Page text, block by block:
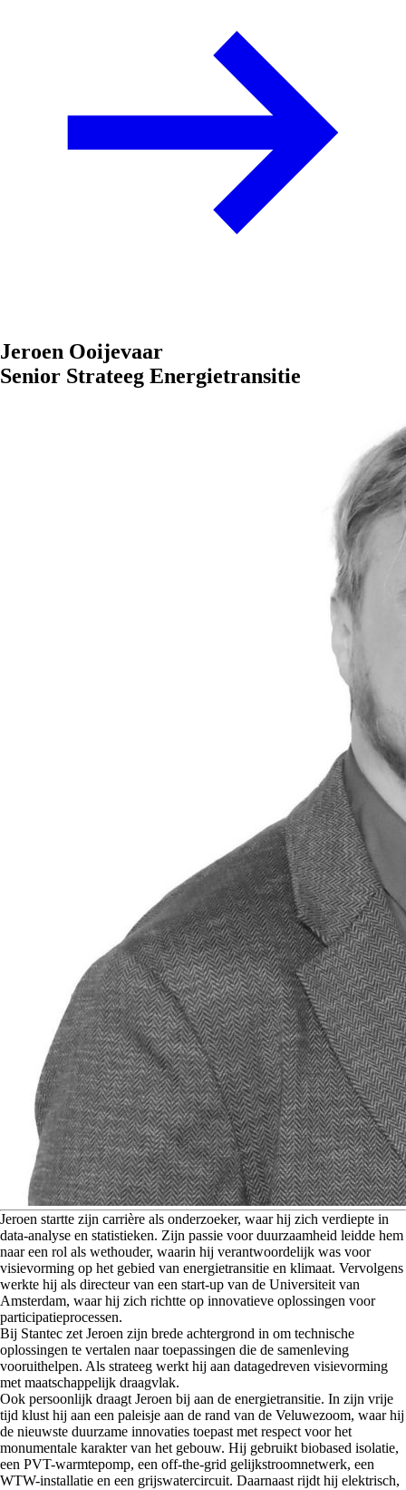
Jeroen Ooijevaar
Senior Strateeg Energietransitie
Jeroen startte zijn carrière als onderzoeker, waar hij zich verdiepte in
data-analyse en statistieken. Zijn passie voor duurzaamheid leidde hem
naar een rol als wethouder, waarin hij verantwoordelijk was voor
visievorming op het gebied van energietransitie en klimaat. Vervolgens
werkte hij als directeur van een start-up van de Universiteit van
Amsterdam, waar hij zich richtte op innovatieve oplossingen voor
participatieprocessen.
Bij Stantec zet Jeroen zijn brede achtergrond in om technische
oplossingen te vertalen naar toepassingen die de samenleving
vooruithelpen. Als strateeg werkt hij aan datagedreven visievorming
met maatschappelijk draagvlak.
Ook persoonlijk draagt Jeroen bij aan de energietransitie. In zijn vrije
tijd klust hij aan een paleisje aan de rand van de Veluwezoom, waar hij
de nieuwste duurzame innovaties toepast met respect voor het
monumentale karakter van het gebouw. Hij gebruikt biobased isolatie,
een PVT-warmtepomp, een off-the-grid gelijkstroomnetwerk, een
WTW-installatie en een grijswatercircuit. Daarnaast rijdt hij elektrisch,